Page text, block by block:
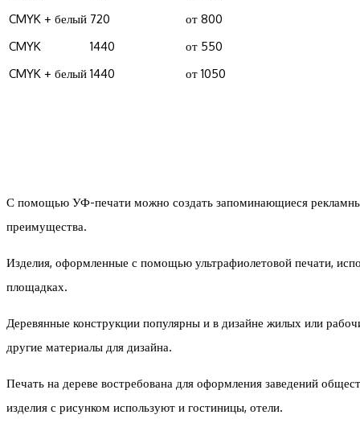
CMYK + белый 720
от 800
CMYK
1440
от 550
CMYK + белый 1440 от 1050
С помощью УФ-печати можно создать запоминающиеся
преимущества.
Изделия, оформленные с помощью ультрафиолетовой печати,
площадках.
Деревянные конструкции популярны и в дизайне жилых или
другие материалы для дизайна.
Печать на дереве востребована для оформления заведений
изделия с рисунком используют и гостиницы, отели.